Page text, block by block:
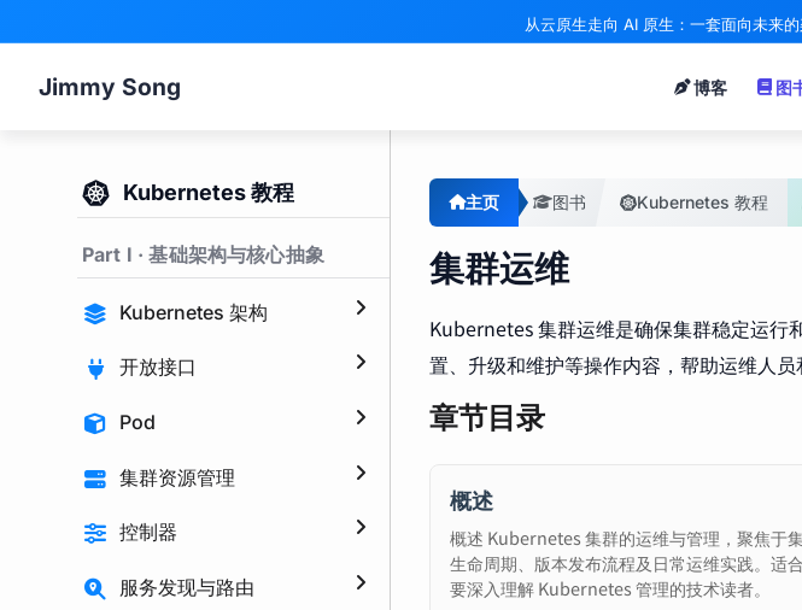
从云原生走向 AI 原生：一套面向未来
Jimmy Song 博客 图
Kubernetes 教程
Part I · 基础架构与核心抽象
Kubernetes 架构
开放接口
Pod
集群资源管理
控制器
服务发现与路由
主页 图书 Kubernetes 教程
集群运维
Kubernetes 集群运维是确保集群稳定运行
置、升级和维护等操作内容，帮助运维人员
章节目录
概述
概述 Kubernetes 集群的运维与管理，聚焦于
生命周期、版本发布流程及日常运维实践。适
要深入理解 Kubernetes 管理的技术读者。